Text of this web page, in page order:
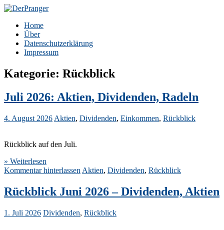
Zum
springen
DerPranger
Finanzen, Freiheit, Prangerei
Home
Über
Datenschutzerklärung
Impressum
Kategorie: Rückblick
Juli 2026: Aktien, Dividenden, Radeln
4. August 2026 Aktien, Dividenden, Einkommen, Rückblick
Rückblick auf den Juli.
» Weiterlesen
Kommentar hinterlassen Aktien, Dividenden, Rückblick
Rückblick Juni 2026 – Dividenden, Aktien
1. Juli 2026 Dividenden, Rückblick